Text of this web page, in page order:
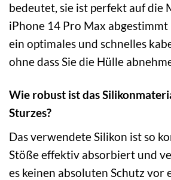
bedeutet, sie ist perfekt auf die
iPhone 14 Pro Max
ein optimales und schnelles
ohne dass Sie die Hülle
Wie robust ist das
Sturzes?
Das verwendete Silikon ist so
Stöße effektiv absorbiert und
es keinen absoluten Schutz vor